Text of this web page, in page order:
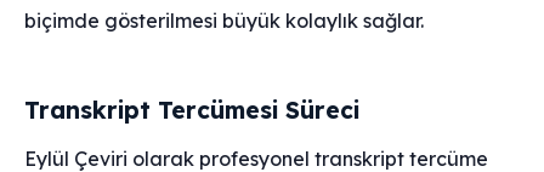
biçimde gösterilmesi büyük kolaylık sağlar.
Transkript Tercümesi Süreci
Eylül Çeviri olarak profesyonel transkript tercüme